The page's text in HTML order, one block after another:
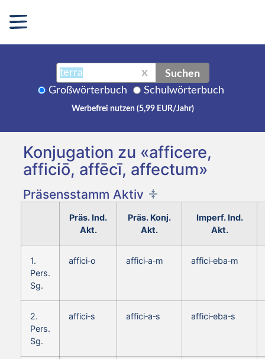
X Suchen
Großwörterbuch Schulwörterbuch
Werbefrei nutzen (5,99 EUR/Jahr)
Konjugation zu «afficere,
afficiō, affēcī, affectum»
Präsensstamm Aktiv
Präs. Ind.
Akt.
Präs. Konj.
Akt.
Imperf. Ind.
Akt.
1.
Pers.
Sg.
affici‑o affici‑a‑m affici‑eba‑m
2.
Pers.
Sg.
affici‑s affici‑a‑s affici‑eba‑s